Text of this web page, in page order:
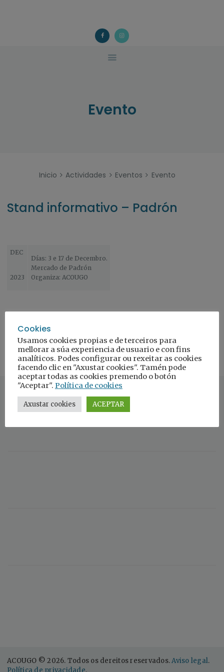
Evento
Inicio Actividades Eventos Evento
ACOUGO
Asociación galega de familias de acollida
QUÉ FACEMOS?
ACTIVIDADES
Stand informativo – Padrón
DEC
2023
Días: 3 e 17 de Decembro.
Mercado de Padrón
Organiza: ACOUGO
ACOUGO © 2026. Todos os dereitos reservados.Aviso legal.
Política de privacidade.
Cookies
Usamos cookies propias e de terceiros para
mellorar a súa experiencia de usuario e con fins
analíticos. Podes configurar ou rexeitar as cookies
facendo clic en "Axustar cookies". Tamén pode
aceptar todas as cookies premendo o botón
"Aceptar". Política de cookies
Axustar cookies ACEPTAR